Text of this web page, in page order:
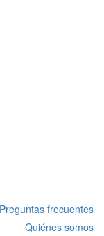
Preguntas frecuentes
Quiénes somos